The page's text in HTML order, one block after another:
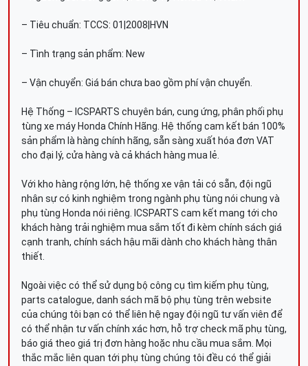
– Tiêu chuẩn: TCCS: 01|2008|HVN
– Tình trạng sản phẩm: New
– Vận chuyển: Giá bán chưa bao gồm phí vận chuyển.
Hệ Thống – ICSPARTS chuyên bán, cung ứng, phân phối phụ
tùng xe máy Honda Chính Hãng. Hệ thống cam kết bán 100%
sản phẩm là hàng chính hãng, sẵn sàng xuất hóa đơn VAT
cho đại lý, cửa hàng và cả khách hàng mua lẻ.
Với kho hàng rộng lớn, hệ thống xe vận tải có sẵn, đội ngũ
nhân sự có kinh nghiệm trong ngành phụ tùng nói chung và
phụ tùng Honda nói riêng. ICSPARTS cam kết mang tới cho
khách hàng trải nghiệm mua sắm tốt đi kèm chính sách giá
cạnh tranh, chính sách hậu mãi dành cho khách hàng thân
thiết.
Ngoài việc có thể sử dụng bộ công cụ tìm kiếm phụ tùng,
parts catalogue, danh sách mã bộ phụ tùng trên website
của chúng tôi bạn có thể liên hệ ngay đội ngũ tư vấn viên để
có thể nhận tư vấn chính xác hơn, hỗ trợ check mã phụ tùng,
báo giá theo giá trị đơn hàng hoặc nhu cầu mua sắm. Mọi
thắc mắc liên quan tới phụ tùng chúng tôi đều có thể giải